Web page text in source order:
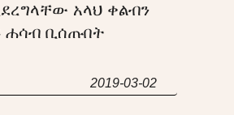
አላህ ቀልብን
ሐሳብ ቢሰጡበት
2019-03-02